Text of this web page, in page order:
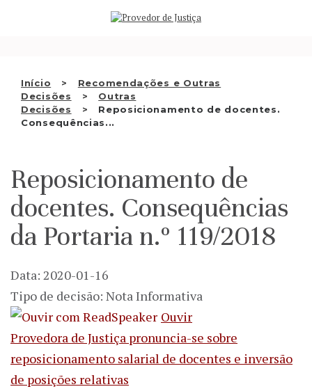
Início
Recomendações e Outras
Decisões
Outras
Decisões
Reposicionamento de docentes.
Consequências...
QUEM SOMOS
RECOMENDAÇÕES E OUTRAS
DECISÕES
RELAÇÕES INTERNACIONAIS
APRESENTAR QUEIXA
PT
Reposicionamento de
docentes. Consequências
da Portaria n.º 119/2018
Data: 2020-01-16
Tipo de decisão: Nota Informativa
Ouvir
Provedora de Justiça pronuncia-se sobre
reposicionamento salarial de docentes e inversão
de posições relativas